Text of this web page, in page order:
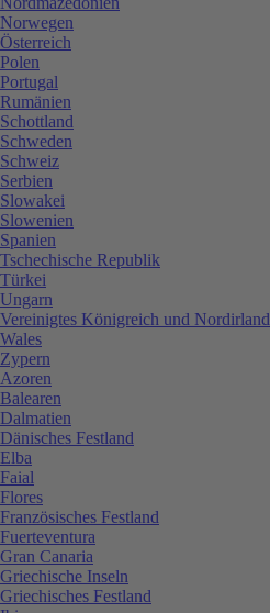
Norwegen
Österreich
Polen
Portugal
Rumänien
Schottland
Schweden
Schweiz
Serbien
Slowakei
Slowenien
Spanien
Tschechische Republik
Türkei
Ungarn
Vereinigtes Königreich und Nordirland
Wales
Zypern
Azoren
Balearen
Dalmatien
Dänisches Festland
Elba
Faial
Flores
Französisches Festland
Fuerteventura
Gran Canaria
Griechische Inseln
Griechisches Festland